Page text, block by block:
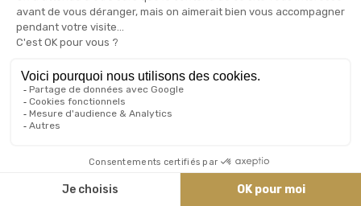
🏦 NOS AGENCES ACHAT VENTE OR ARGENT
20 Boulevard Albert 1er
Achat Or Antibes
Cannes Carnot
21 Boulevard Carnot